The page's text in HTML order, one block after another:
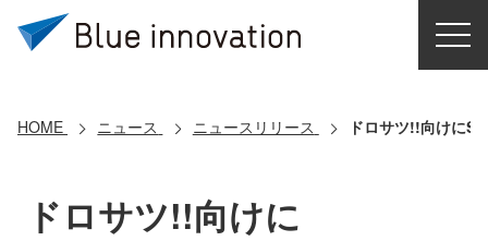
導入事例
HOME ニュース ニュースリリース ドロサツ!!向けに
ドロサツ!!向けに